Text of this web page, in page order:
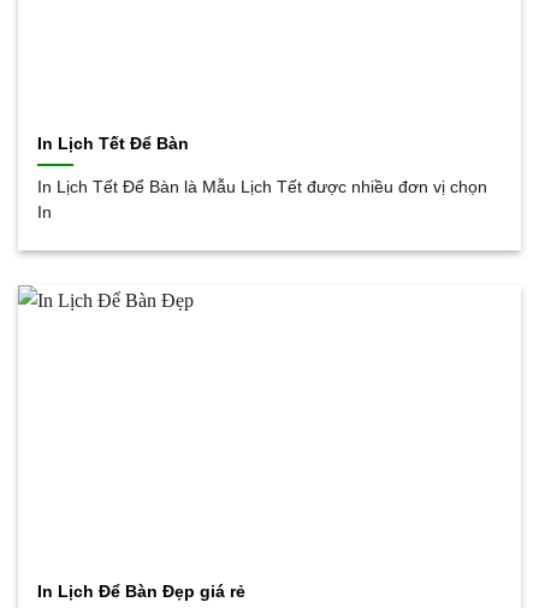
In Lịch Tết Để Bàn
In Lịch Tết Để Bàn là Mẫu Lịch Tết được nhiều đơn vị chọn
In
In Lịch Để Bàn Đẹp giá rẻ